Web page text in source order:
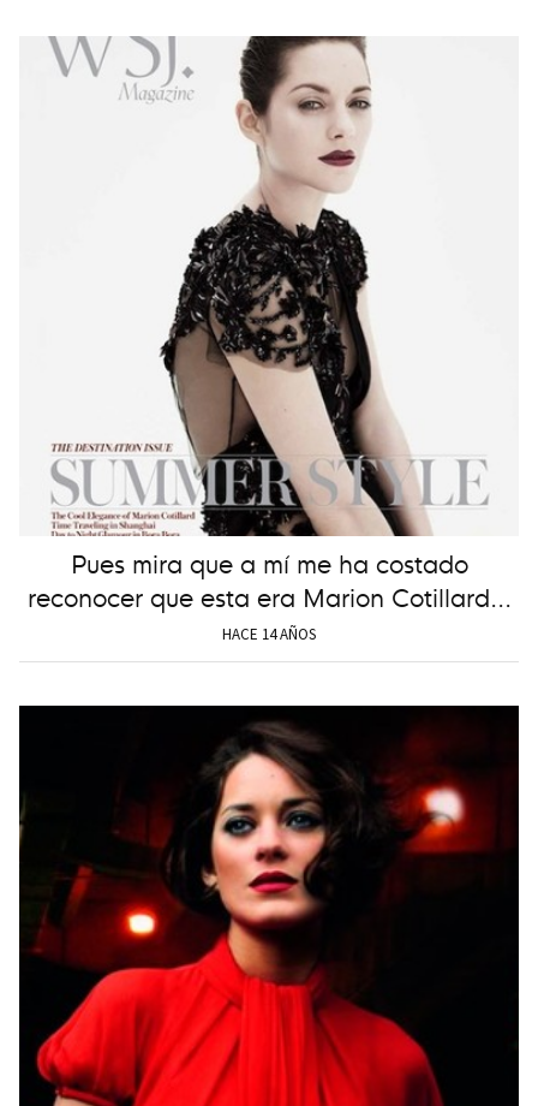
Pues mira que a mí me ha costado
reconocer que esta era Marion Cotillard...
HACE 14 AÑOS